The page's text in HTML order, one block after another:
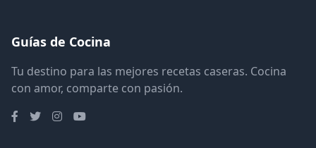
Guías de Cocina
Tu destino para las mejores recetas caseras. Cocina
con amor, comparte con pasión.